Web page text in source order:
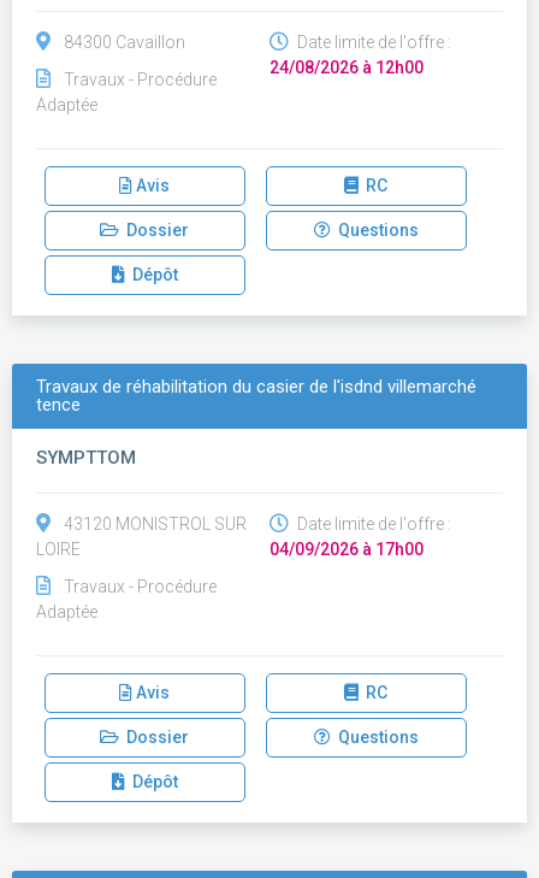
84300 Cavaillon
Travaux - Procédure
Adaptée
Date limite de l'offre :
24/08/2026 à 12h00
Avis RC
Dossier Questions
Dépôt
Travaux de réhabilitation du casier de l'isdnd villemarché
tence
SYMPTTOM
43120 MONISTROL SUR
LOIRE
Travaux - Procédure
Adaptée
Date limite de l'offre :
04/09/2026 à 17h00
Avis RC
Dossier Questions
Dépôt